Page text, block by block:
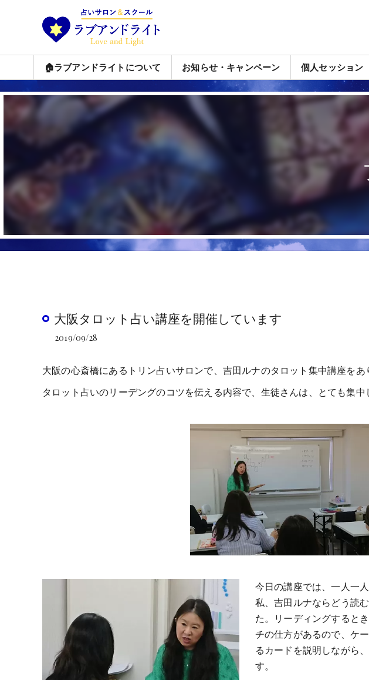
🏠ラブアンドライトについて お知らせ・キャンペーン 個人セッション
大阪タロット占い講座を開催しています
2019/09/28
大阪の心斎橋にあるトリン占いサロンで、吉田ルナのタロット集中講座をあ
タロット占いのリーデングのコツを伝える内容で、生徒さんは、とても集中
今日の講座では、一人一
私、吉田ルナならどう読
た。リーディングすると
チの仕方があるので、ケ
るカードを説明しながら
す。